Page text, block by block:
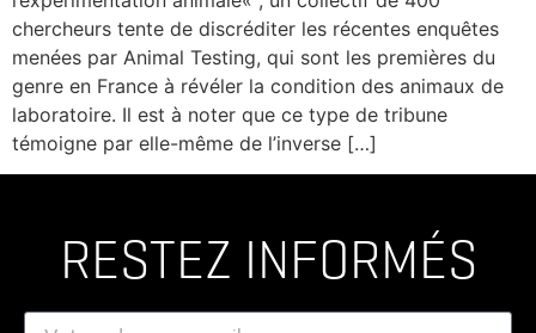
chercheurs tente de discréditer les récentes enquêtes
menées par Animal Testing, qui sont les premières du
genre en France à révéler la condition des animaux de
laboratoire. Il est à noter que ce type de tribune
témoigne par elle-même de l’inverse […]
RESTEZ INFORMÉS